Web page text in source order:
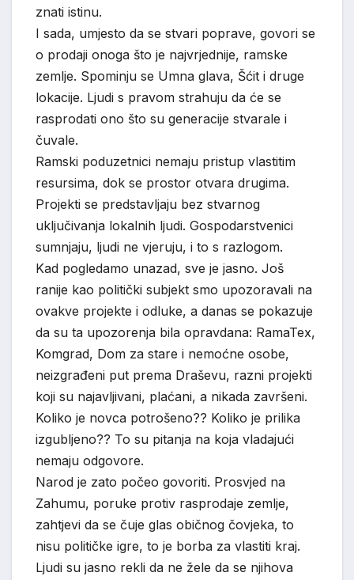
znati istinu.
I sada, umjesto da se stvari poprave, govori se
o prodaji onoga što je najvrjednije, ramske
zemlje. Spominju se Umna glava, Šćit i druge
lokacije. Ljudi s pravom strahuju da će se
rasprodati ono što su generacije stvarale i
čuvale.
Ramski poduzetnici nemaju pristup vlastitim
resursima, dok se prostor otvara drugima.
Projekti se predstavljaju bez stvarnog
uključivanja lokalnih ljudi. Gospodarstvenici
sumnjaju, ljudi ne vjeruju, i to s razlogom.
Kad pogledamo unazad, sve je jasno. Još
ranije kao politički subjekt smo upozoravali na
ovakve projekte i odluke, a danas se pokazuje
da su ta upozorenja bila opravdana: RamaTex,
Komgrad, Dom za stare i nemoćne osobe,
neizgrađeni put prema Draševu, razni projekti
koji su najavljivani, plaćani, a nikada završeni.
Koliko je novca potrošeno?? Koliko je prilika
izgubljeno?? To su pitanja na koja vladajući
nemaju odgovore.
Narod je zato počeo govoriti. Prosvjed na
Zahumu, poruke protiv rasprodaje zemlje,
zahtjevi da se čuje glas običnog čovjeka, to
nisu političke igre, to je borba za vlastiti kraj.
Ljudi su jasno rekli da ne žele da se njihova